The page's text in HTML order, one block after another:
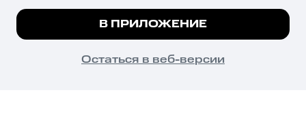
психотропных веществ, их аналогов причиняет вред здоровью,
их незаконный оборот запрещён и влечёт установленную
законодательством ответственность.
© 2026 ООО «КИОН».
Все права защищены
В ПРИЛОЖЕНИЕ
Остаться в веб-версии